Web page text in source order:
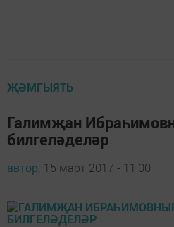
ҖӘМГЫЯТЬ
Галимҗан
билгеләделәр
автор, 15 март 2017 - 11:00